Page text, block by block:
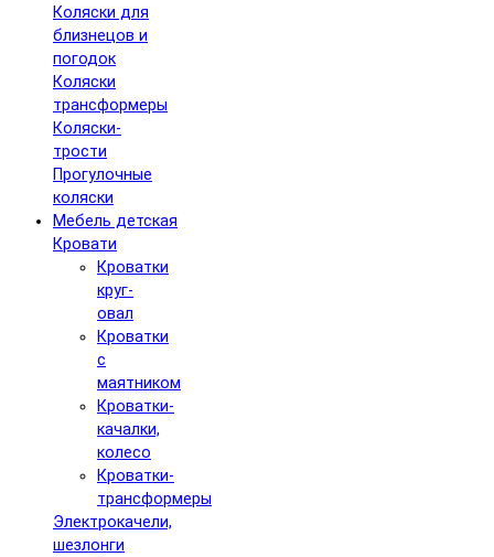
Коляски для
близнецов и
погодок
Коляски
трансформеры
Коляски-
трости
Прогулочные
коляски
Мебель детская
Кровати
Кроватки
круг-
овал
Кроватки
с
маятником
Кроватки-
качалки,
колесо
Кроватки-
трансформеры
Электрокачели,
шезлонги